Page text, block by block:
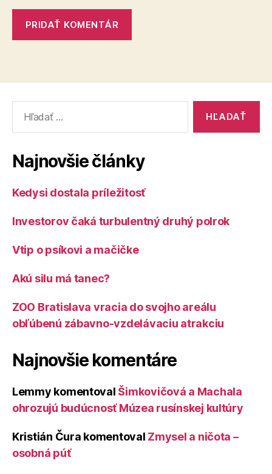
Najnovšie články
Kedysi dostala príležitosť
Investorov čaká turbulentný druhý polrok
Vtip o psíkovi a mačičke
Akú silu má tanec?
ZOO Bratislava vracia do svojho areálu
obľúbenú zábavno-vzdelávaciu atrakciu
Najnovšie komentáre
Lemmy komentoval Šimkovičová a Machala
ohrozujú budúcnosť Múzea rusínskej kultúry
Kristián Čura komentoval Zmysel a ničota –
osobná púť